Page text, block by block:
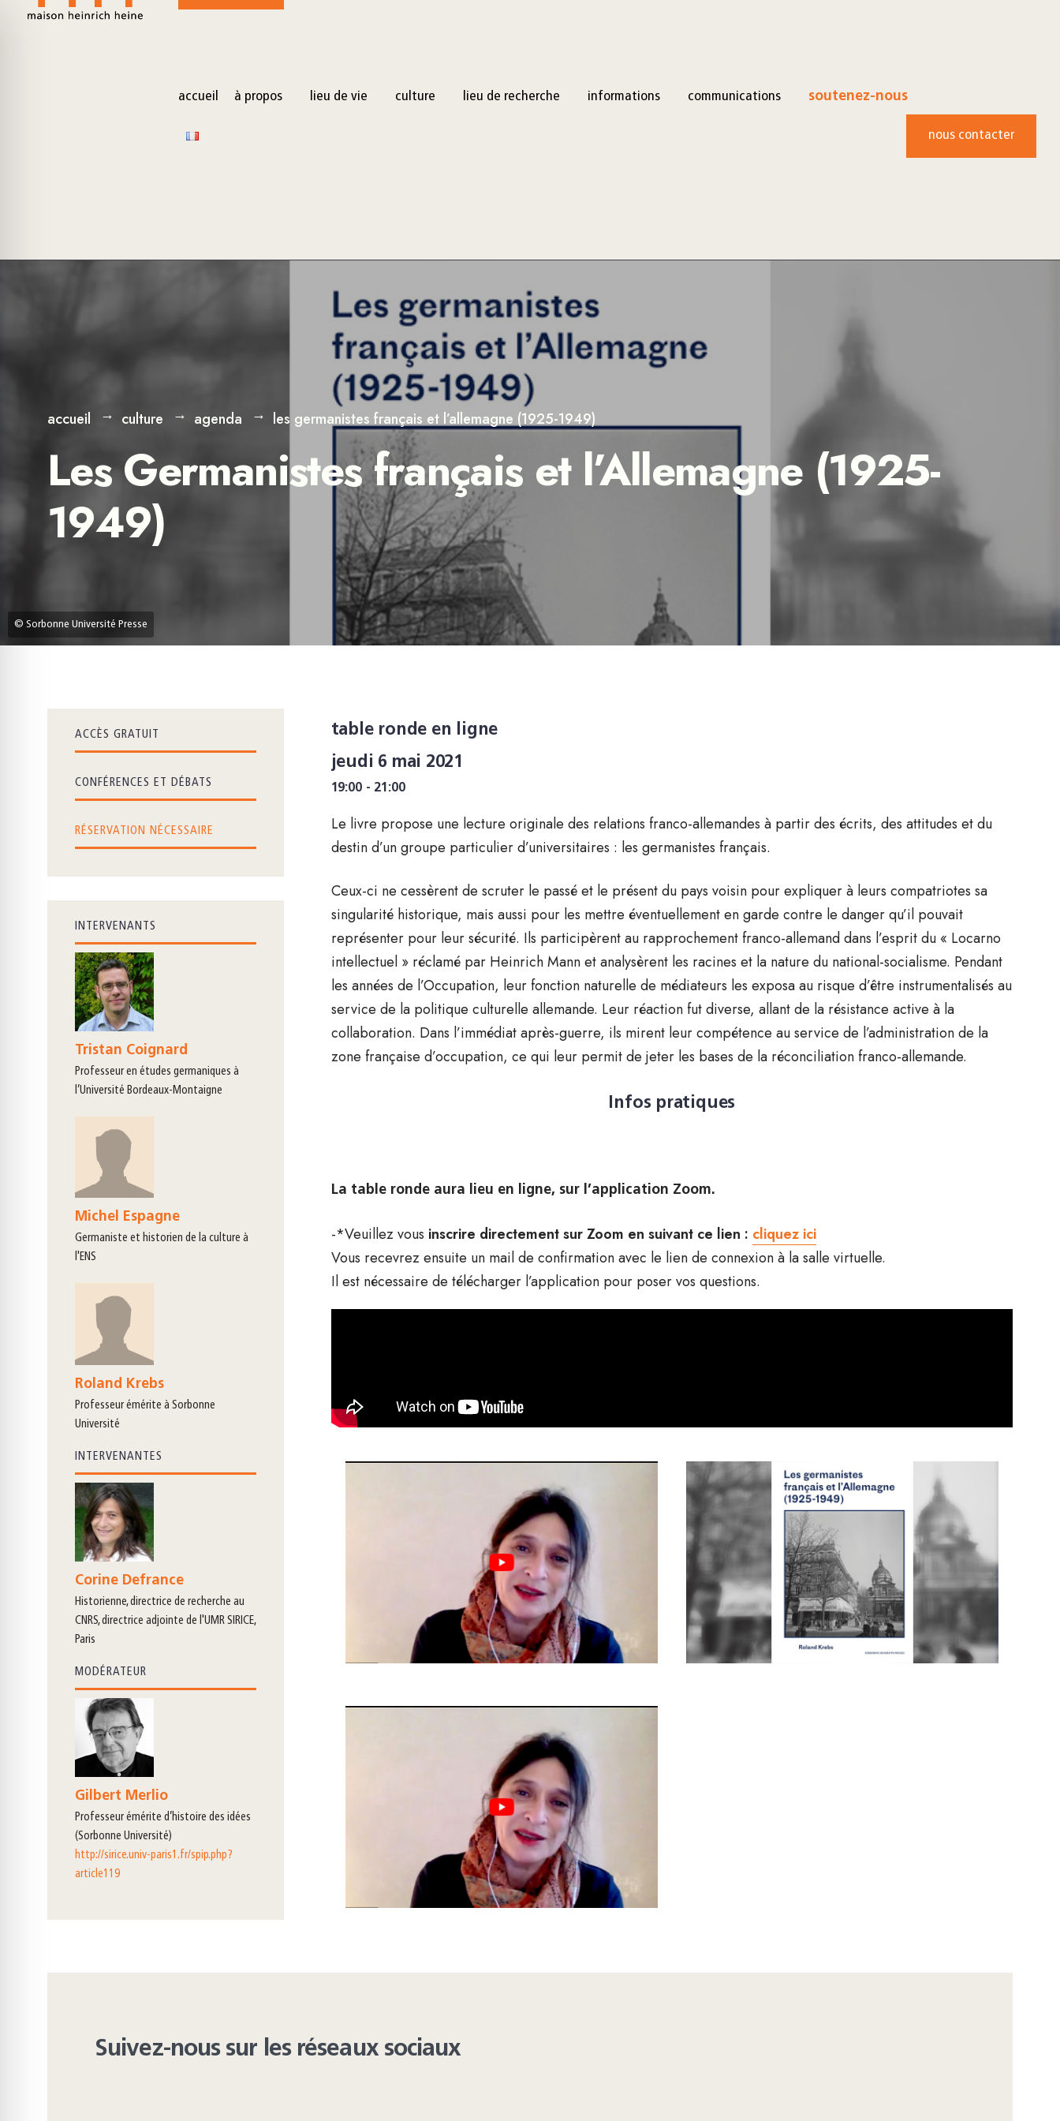
accueil à propos lieu de vie culture lieu de recherche informations communications soutenez-nous
nous contacter
© Sorbonne Université Presse
accueil culture agenda les germanistes français et l’allemagne (1925-1949)
Les Germanistes français et l’Allemagne (1925-
1949)
table ronde en ligne
jeudi 6 mai 2021
19:00 - 21:00
Le livre propose une lecture originale des relations franco-allemandes à partir des écrits, des attitudes et du
destin d’un groupe particulier d’universitaires : les germanistes français.
Ceux-ci ne cessèrent de scruter le passé et le présent du pays voisin pour expliquer à leurs compatriotes sa
singularité historique, mais aussi pour les mettre éventuellement en garde contre le danger qu’il pouvait
représenter pour leur sécurité. Ils participèrent au rapprochement franco-allemand dans l’esprit du « Locarno
intellectuel » réclamé par Heinrich Mann et analysèrent les racines et la nature du national-socialisme. Pendant
les années de l’Occupation, leur fonction naturelle de médiateurs les exposa au risque d’être instrumentalisés au
service de la politique culturelle allemande. Leur réaction fut diverse, allant de la résistance active à la
collaboration. Dans l’immédiat après-guerre, ils mirent leur compétence au service de l’administration de la
zone française d’occupation, ce qui leur permit de jeter les bases de la réconciliation franco-allemande.
Infos pratiques
La table ronde aura lieu en ligne, sur l’application Zoom.
-*Veuillez vous inscrire directement sur Zoom en suivant ce lien : cliquez ici
Vous recevrez ensuite un mail de confirmation avec le lien de connexion à la salle virtuelle.
Il est nécessaire de télécharger l’application pour poser vos questions.
ACCÈS GRATUIT
CONFÉRENCES ET DÉBATS
RÉSERVATION NÉCESSAIRE
INTERVENANTS
Tristan Coignard
professeur en études germaniques à
l’Université Bordeaux-Montaigne
Michel Espagne
germaniste et historien de la culture à
l'ENS
Roland Krebs
professeur émérite à Sorbonne
Université
INTERVENANTES
Corine Defrance
historienne, directrice de recherche au
CNRS, directrice adjointe de l'UMR SIRICE,
Paris
MODÉRATEUR
Gilbert Merlio
professeur émérite d’histoire des idées
(Sorbonne Université)
http://sirice.univ-paris1.fr/spip.php?
article119
Suivez-nous sur les réseaux sociaux